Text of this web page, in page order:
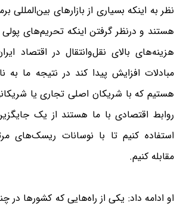
نظر به اینکه بسیاری از بازارهای بین‌المللی
هستند و درنظر گرفتن اینکه تحریم‌های
هزینه‌های بالای نقل‌وانتقال در اقتصاد
مبادلات افزایش پیدا کند در نتیجه ما به
هستیم که با شریکان اصلی تجاری یا
روابط اقتصادی با ما هستند از یک جایگزین
استفاده کنیم تا با نوسانات ریسک‌های
مقابله کنیم.
او ادامه داد: یکی از راه‌هایی که کشورها در